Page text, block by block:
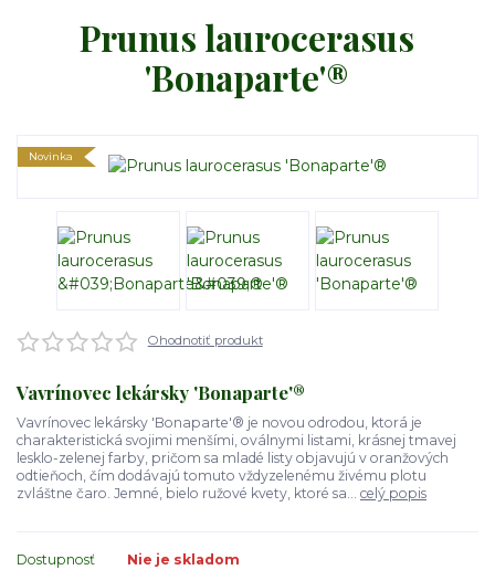
Prunus laurocerasus
'Bonaparte'®
Novinka
Ohodnotiť produkt
Vavrínovec lekársky 'Bonaparte'®
Vavrínovec lekársky 'Bonaparte'® je novou odrodou, ktorá je
charakteristická svojimi menšími, oválnymi listami, krásnej tmavej
lesklo-zelenej farby, pričom sa mladé listy objavujú v oranžových
odtieňoch, čím dodávajú tomuto vždyzelenému živému plotu
zvláštne čaro. Jemné, bielo ružové kvety, ktoré sa... celý popis
Dostupnosť
Nie je skladom